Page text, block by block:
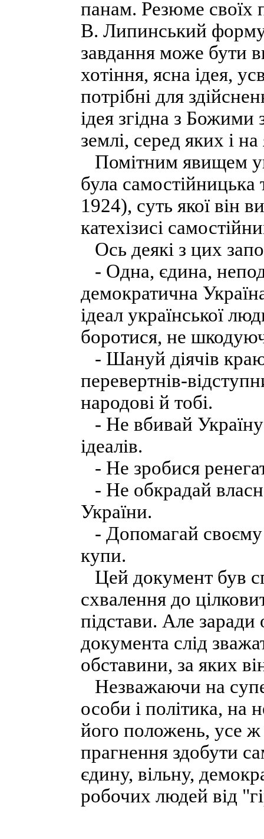
панам. Резюме своїх
В. Липинський
завдання може бути
хотіння, ясна ідея,
потрібні для
ідея згідна з
землі, серед яких і
Помітним явищем
була
1924), суть якої він
катехізисі
Ось деякі з цих
- Одна, єдина,
демократична
ідеал української
боротися, не
- Шануй діячів
перевертнів-
народові й тобі.
- Не вбивай
ідеалів.
- Не зробися
- Не обкрадай
України.
- Допомагай своєму
купи.
Цей документ був
схвалення до
підстави. Але заради
документа слід
обставини, за яких
Незважаючи на
особи і політика, на
його положень, усе ж
прагнення здобути
єдину, вільну,
робочих людей від